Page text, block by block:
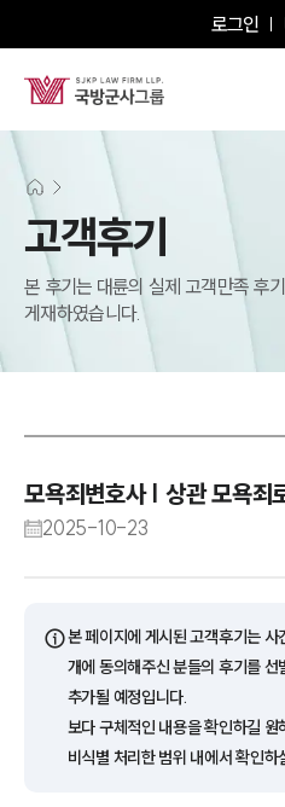
로그인
고객후기
본 후기는 대륜의 실제 고객만족 후
게재하였습니다.
모욕죄변호사 | 상관 모욕죄
2025-10-23
ⓘ본 페이지에 게시된 고객후기는
개에 동의해주신 분들의 후기를
추가될 예정입니다.
보다 구체적인 내용을 확인하길
비식별 처리한 범위 내에서 확인하